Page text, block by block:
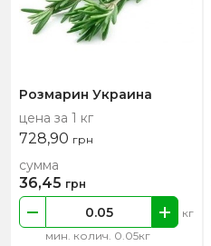
Розмарин Украина
цена за 1 кг
728,90 грн
мин. колич. 0.05кг
кг
сумма
36,45 грн